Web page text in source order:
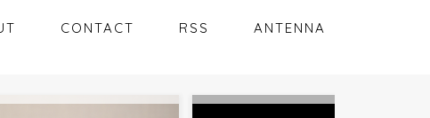
CONTACT RSS ANTENNA